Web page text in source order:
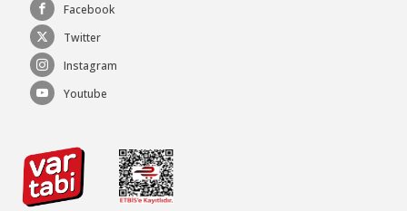
Facebook
Twitter
Instagram
Youtube